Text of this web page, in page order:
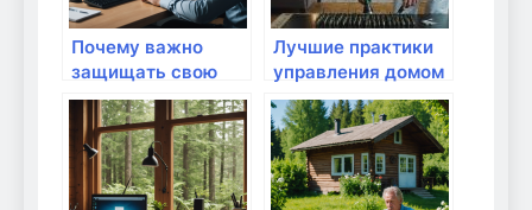
Почему важно
защищать свою
домашнюю сеть от
внутренних угроз:
актуальные
советы и
практические шаги
Лучшие практики
управления домом
через интернет